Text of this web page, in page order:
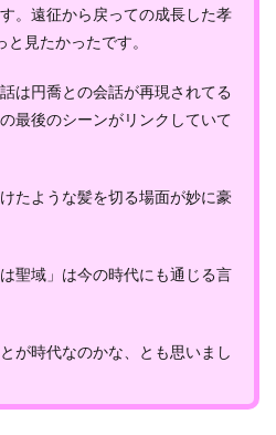
。遠征から戻っての成長した孝
見たかったです。
は円喬との会話が再現されてる
最後のシーンがリンクしていて
たような髪を切る場面が妙に豪
聖域」は今の時代にも通じる言
が時代なのかな、とも思いまし